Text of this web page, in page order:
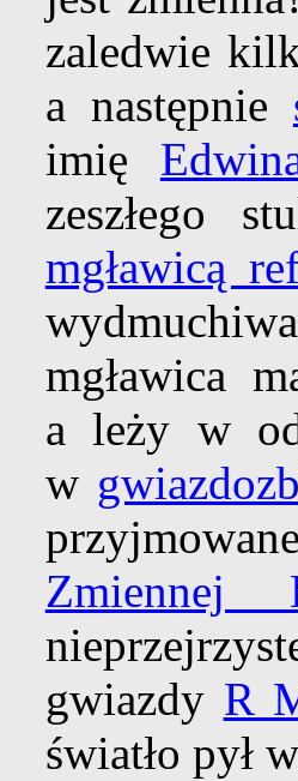
zaledwie
a następnie
imię
zeszłego
mgławicą
mgławica
a leży w
w
Zmiennej
gwiazdy R
światło pył